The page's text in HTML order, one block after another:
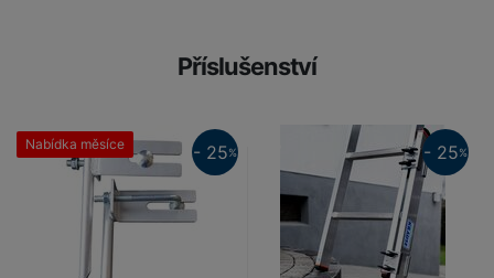
Příslušenství
Nabídka měsíce
- 25% - 25%